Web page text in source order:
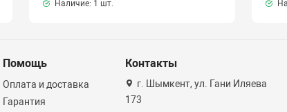
Наличие: 1 шт.
Помощь
Оплата и доставка
Гарантия
Контакты
г. Шымкент, ул. Гани Иляева
173